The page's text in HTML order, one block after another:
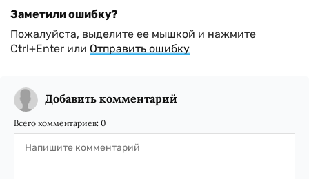
Заметили ошибку?
Пожалуйста, выделите ее мышкой и нажмите
Ctrl+Enter или Отправить ошибку
Добавить комментарий
Всего комментариев: 0